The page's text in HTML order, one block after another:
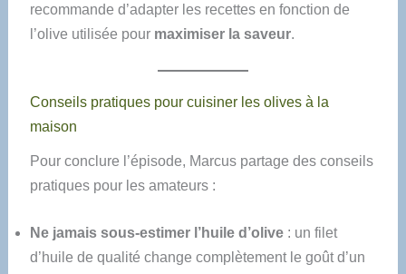
recommande d’adapter les recettes en fonction de
l’olive utilisée pour maximiser la saveur.
Conseils pratiques pour cuisiner les olives à la
maison
Pour conclure l’épisode, Marcus partage des conseils
pratiques pour les amateurs :
Ne jamais sous-estimer l’huile d’olive: un filet
d’huile de qualité change complètement le goût d’un